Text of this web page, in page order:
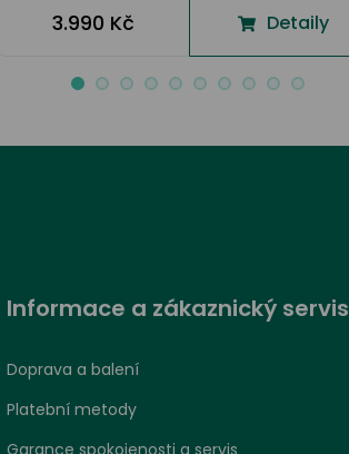
3.990 Kč Detaily
Informace a zákaznický servis
Doprava a balení
Platební metody